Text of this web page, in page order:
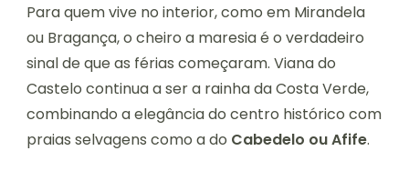
Para quem vive no interior, como em Mirandela
ou Bragança, o cheiro a maresia é o verdadeiro
sinal de que as férias começaram. Viana do
Castelo continua a ser a rainha da Costa Verde,
combinando a elegância do centro histórico com
praias selvagens como a do Cabedelo ou Afife.